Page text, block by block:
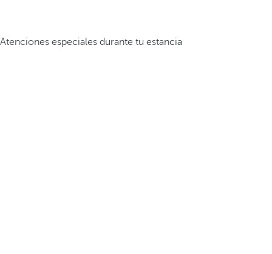
Atenciones especiales durante tu estancia